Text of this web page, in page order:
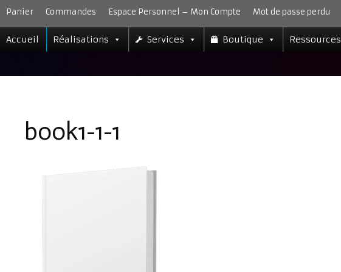
Aller
contenu
Panier Commandes Espace Personnel – Mon Compte Mot de passe perdu
Accueil Réalisations Services Boutique Ressources
book1-1-1